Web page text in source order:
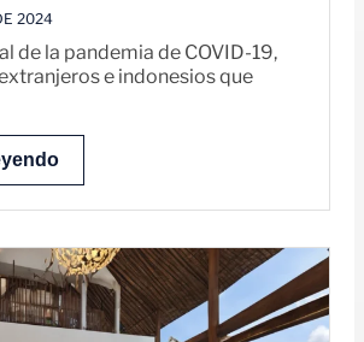
2024
de la pandemia de COVID-19,
e indonesios que